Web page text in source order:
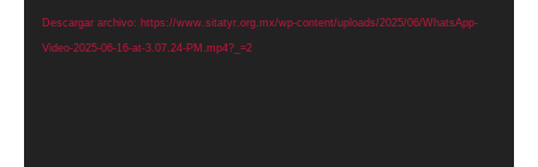
Descargar archivo: https://www.sitatyr.org.mx/wp-content/uploads/2025/06/WhatsApp-
Video-2025-06-16-at-3.07.24-PM.mp4?_=2